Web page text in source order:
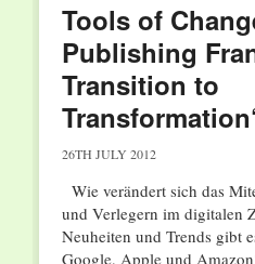
Tools of
Publishing
Transition to
26TH JULY 2012
Wie verändert sich das
und Verlegern im digitalen
Neuheiten und Trends gibt
Google, Apple und